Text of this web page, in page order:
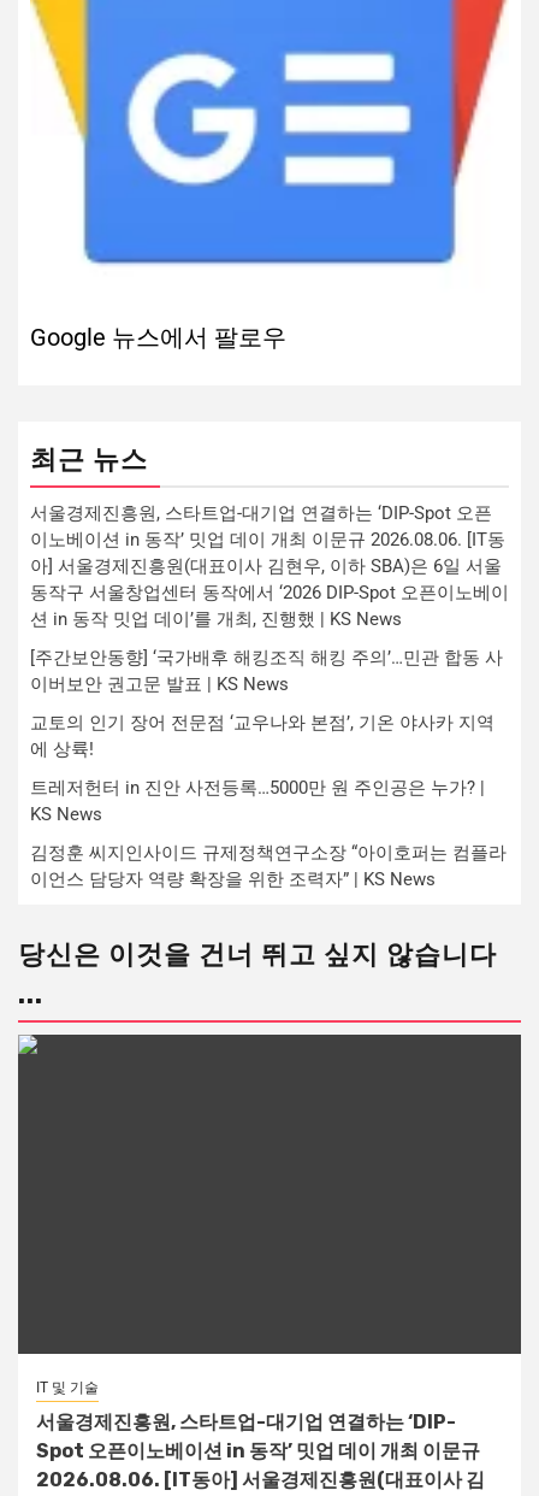
Google 뉴스에서 팔로우
최근 뉴스
서울경제진흥원, 스타트업-대기업 연결하는 ‘DIP-Spot 오픈
이노베이션 in 동작’ 밋업 데이 개최 이문규 2026.08.06. [IT동
아] 서울경제진흥원(대표이사 김현우, 이하 SBA)은 6일 서울
동작구 서울창업센터 동작에서 ‘2026 DIP-Spot 오픈이노베이
션 in 동작 밋업 데이’를 개최, 진행했 | KS News
[주간보안동향] ‘국가배후 해킹조직 해킹 주의’…민관 합동 사
이버보안 권고문 발표 | KS News
교토의 인기 장어 전문점 ‘교우나와 본점’, 기온 야사카 지역
에 상륙!
트레저헌터 in 진안 사전등록…5000만 원 주인공은 누가? |
KS News
김정훈 씨지인사이드 규제정책연구소장 “아이호퍼는 컴플라
이언스 담당자 역량 확장을 위한 조력자” | KS News
당신은 이것을 건너 뛰고 싶지 않습니다
...
IT 및 기술
서울경제진흥원, 스타트업-대기업 연결하는 ‘DIP-
Spot 오픈이노베이션 in 동작’ 밋업 데이 개최 이문규
2026.08.06. [IT동아] 서울경제진흥원(대표이사 김